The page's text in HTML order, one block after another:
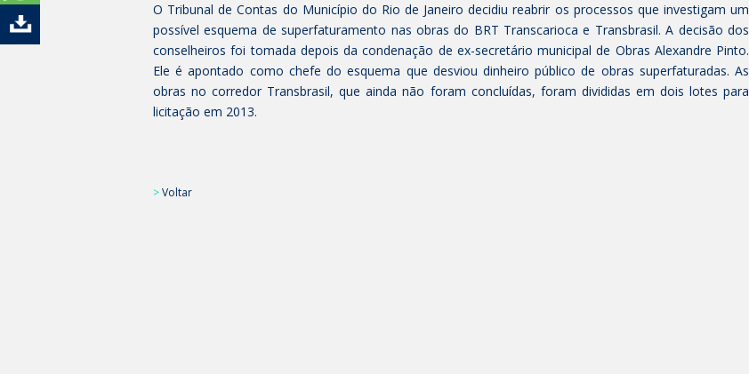
O Tribunal de Contas do Município do Rio de Janeiro decidiu reabrir os processos que investigam um
possível esquema de superfaturamento nas obras do BRT Transcarioca e Transbrasil. A decisão dos
conselheiros foi tomada depois da condenação de ex-secretário municipal de Obras Alexandre Pinto.
Ele é apontado como chefe do esquema que desviou dinheiro público de obras superfaturadas. As
obras no corredor Transbrasil, que ainda não foram concluídas, foram divididas em dois lotes para
licitação em 2013.
>Voltar